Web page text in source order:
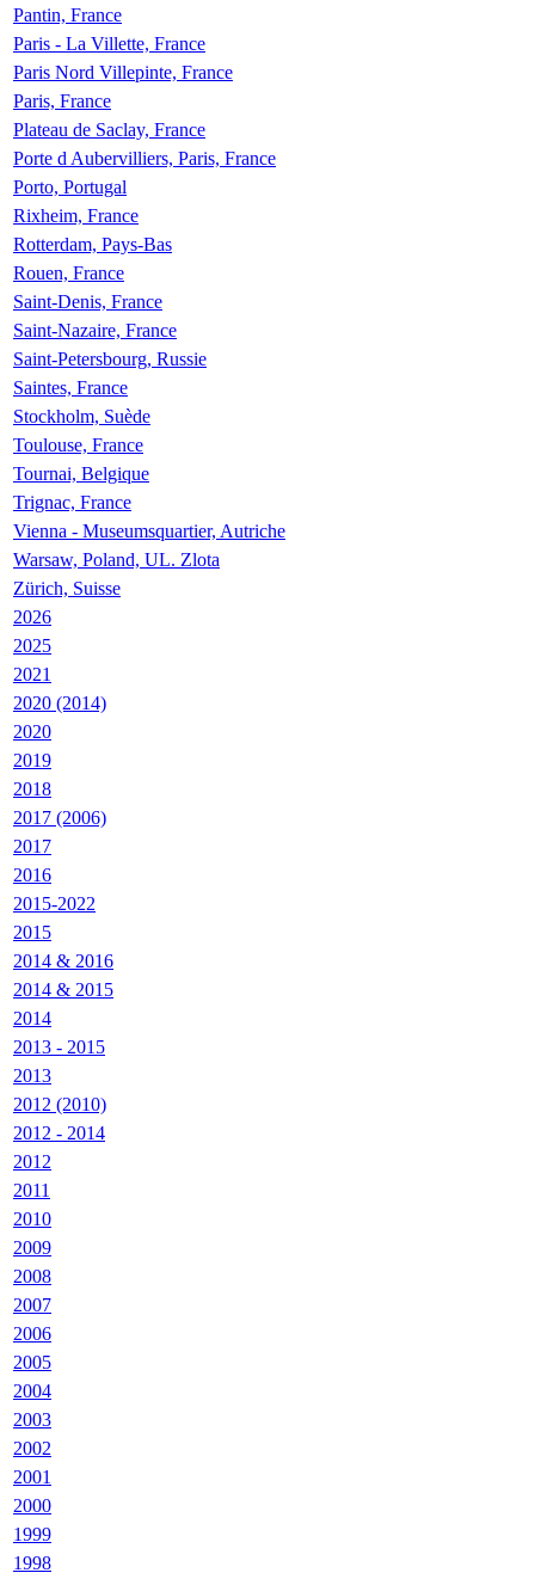
Pantin, France
Paris - La Villette, France
Paris Nord Villepinte, France
Paris, France
Plateau de Saclay, France
Porte d Aubervilliers, Paris, France
Porto, Portugal
Rixheim, France
Rotterdam, Pays-Bas
Rouen, France
Saint-Denis, France
Saint-Nazaire, France
Saint-Petersbourg, Russie
Saintes, France
Stockholm, Suède
Toulouse, France
Tournai, Belgique
Trignac, France
Vienna - Museumsquartier, Autriche
Warsaw, Poland, UL. Zlota
Zürich, Suisse
2026
2025
2021
2020 (2014)
2020
2019
2018
2017 (2006)
2017
2016
2015-2022
2015
2014 & 2016
2014 & 2015
2014
2013 - 2015
2013
2012 (2010)
2012 - 2014
2012
2011
2010
2009
2008
2007
2006
2005
2004
2003
2002
2001
2000
1999
1998